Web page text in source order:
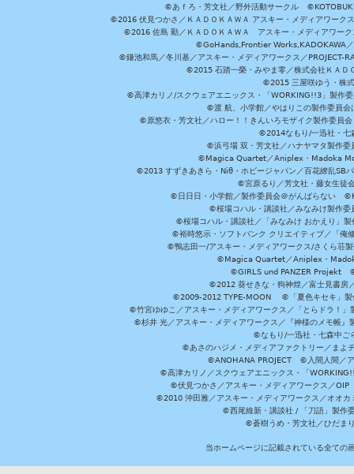
©あｆろ・芳文社／野外活動サークル
©2016 伏見つかさ／ＫＡＤＯＫＡＷＡ アスキー・メディアワー
©2016 佐島 勤／ＫＡＤＯＫＡＷＡ アスキー・メディアワ
©GoHands,Frontier Works,KADOKAWA
©鎌池和馬／冬川基／アスキー・メディアワークス／
©2015 石踏一榮・みやま零／株式会社ＫＡＤ
©2015 三屋咲ゆう・株
©高津カリノ/スクウェアエニックス・「WORKING!!3」製作
©渡 航、小学館／やはりこの製作委員
©原悠衣・芳文社／ハロー！！きんいろモザイク製作委員
©2014なもり/一迅社・
©浜弓場 双・芳文社／ハナヤマタ製作
©Magica Quartet／Aniplex・Madoka
©2013 すずきあきら・Niθ・ホビージャパン／百花繚乱
©宮原るり／芳文社・藤女生徒
©日日日・小学館／製作委員会＠がんばらない
©桜場コハル・講談社／みなみけ製作
©桜場コハル・講談社／「みなみけ おかえり」
©裕時悠示・ソフトバンク クリエイティブ／「
©鴨志田一/アスキー・メディアワークス/さく
©Magica Quartet／Aniplex・
©GIRLS und PANZER Projekt ©
©2012 葵せきな・狗神煌／富士見書
©2009-2012 TYPE-MOON ©「夏色キセキ」製
©竹宮ゆゆこ／アスキー・メディアワークス／「とらドラ！
©杉井 光／アスキー・メディアワークス／『神様のメモ帳
©なもり/一迅社・七森中
©あさのハジメ・メディアファクトリー／ま
©ANOHANA PROJECT ©入間人間／ア
©高津カリノ／スクウェアエニックス・「
©伏見つかさ／アスキー・メディアワークス／
©2010 沖田雅／アスキー・メディアワークス／オオ
©西尾維新・講談社 / 「刀語」製作
©蒼樹うめ・芳文社／ひだま
当ホームページに記載されている全ての